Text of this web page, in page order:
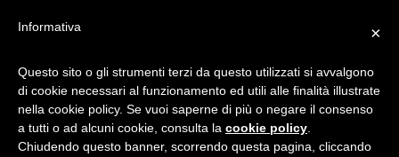
IMG_4387
×
Informativa
Questo sito o gli strumenti terzi da questo utilizzati si avvalgono
di cookie necessari al funzionamento ed utili alle finalità illustrate
nella cookie policy. Se vuoi saperne di più o negare il consenso
a tutti o ad alcuni cookie, consulta la cookie policy
Chiudendo questo banner, scorrendo questa pagina, cliccando